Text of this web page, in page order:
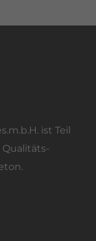
ist Teil